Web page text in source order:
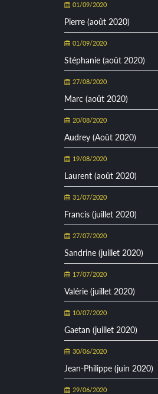
01/09/2020
Pierre (août 2020)
01/09/2020
Stéphanie (août 2020)
27/08/2020
Marc (août 2020)
20/08/2020
Audrey (Août 2020)
19/08/2020
Laurent (août 2020)
31/07/2020
Francis (juillet 2020)
27/07/2020
Sandrine (juillet 2020)
17/07/2020
Valérie (juillet 2020)
10/07/2020
Gaetan (juillet 2020)
30/06/2020
Jean-Philippe (juin 2020)
29/06/2020